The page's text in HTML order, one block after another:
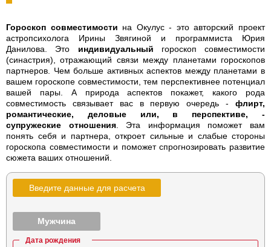
Гороскоп совместимости на Окулус - это авторский проект
астропсихолога Ирины Звягиной и программиста Юрия
Данилова. Это индивидуальный гороскоп совместимости
(синастрия), отражающий связи между планетами гороскопов
партнеров. Чем больше активных аспектов между планетами в
вашем гороскопе совместимости, тем перспективнее потенциал
вашей пары. А природа аспектов покажет, какого рода
совместимость связывает вас в первую очередь - флирт,
романтические, деловые или, в перспективе, -
супружеские отношения. Эта информация поможет вам
понять себя и партнера, откроет сильные и слабые стороны
гороскопа совместимости и поможет спрогнозировать развитие
сюжета ваших отношений.
Введите данные для расчета
Мужчина
Дата рождения